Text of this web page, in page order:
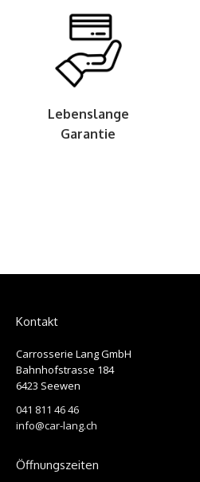
Lebenslange
Garantie
Kontakt
Carrosserie Lang GmbH
Bahnhofstrasse 184
6423 Seewen
041 811 46 46
info@car-lang.ch
Öffnungszeiten